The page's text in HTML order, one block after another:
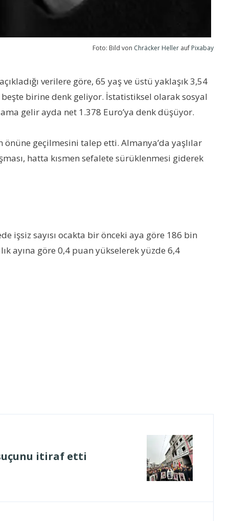
Foto: Bild von Chräcker Heller auf Pixabay
verilere göre, 65 yaş ve üstü yaklaşık 3,54
birine denk geliyor. İstatistiksel olarak sosyal
gelir ayda net 1.378 Euro’ya denk düşüyor.
önüne geçilmesini talep etti. Almanya’da yaşlılar
hatta kısmen sefalete sürüklenmesi giderek
işsiz sayısı ocakta bir önceki aya göre 186 bin
ayına göre 0,4 puan yükselerek yüzde 6,4
itiraf etti